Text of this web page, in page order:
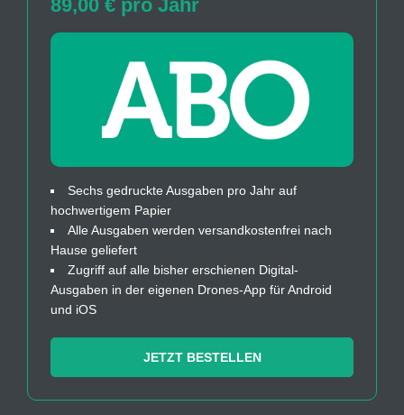
89,00 € pro Jahr
Sechs gedruckte Ausgaben pro Jahr auf
hochwertigem Papier
Alle Ausgaben werden versandkostenfrei nach
Hause geliefert
Zugriff auf alle bisher erschienen Digital-
Ausgaben in der eigenen Drones-App für Android
und iOS
JETZT BESTELLEN